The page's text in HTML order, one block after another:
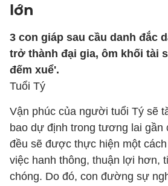
lớn
3 con giáp sau cầu danh đắc
trở thành đại gia, ôm khối tài
đếm xuể'.
Tuổi Tý
Vận phúc của người tuổi Tý sẽ
bao dự định trong tương lai gần
đều sẽ được thực hiện một
việc hanh thông, thuận lợi hơn,
chóng. Do đó, con đường sự